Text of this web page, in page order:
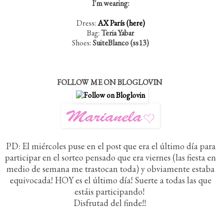
I'm wearing:
Dress:AX París (here)
Bag:Teria Yabar
Shoes:SuiteBlanco (ss13)
FOLLOW ME ON BLOGLOVIN
PD: El miércoles puse en el post que era el último día para
participar en el sorteo pensado que era viernes (las fiesta en
medio de semana me trastocan toda) y obviamente estaba
equivocada! HOY es el último día! Suerte a todas las que
estáis participando!
Disfrutad del finde!!